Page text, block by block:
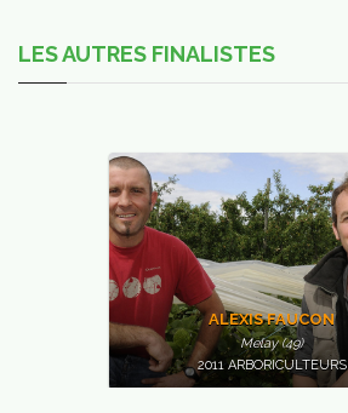
LES AUTRES FINALISTES
ALEXIS FAUCON
Melay (49)
2011 ARBORICULTEURS